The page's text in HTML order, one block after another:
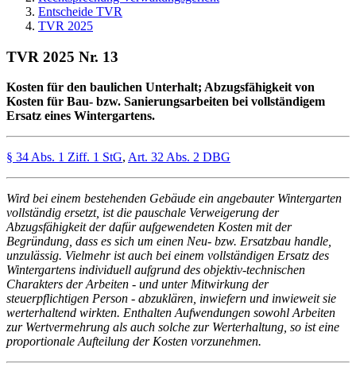
Entscheide TVR
TVR 2025
TVR 2025 Nr. 13
Kosten für den baulichen Unterhalt; Abzugsfähigkeit von
Kosten für Bau- bzw. Sanierungsarbeiten bei vollständigem
Ersatz eines Wintergartens.
§ 34 Abs. 1 Ziff. 1 StG, Art. 32 Abs. 2 DBG
Wird bei einem bestehenden Gebäude ein angebauter Wintergarten
vollständig ersetzt, ist die pauschale Verweigerung der
Abzugsfähigkeit der dafür aufgewendeten Kosten mit der
Begründung, dass es sich um einen Neu- bzw. Ersatzbau handle,
unzulässig. Vielmehr ist auch bei einem vollständigen Ersatz des
Wintergartens individuell aufgrund des objektiv-technischen
Charakters der Arbeiten - und unter Mitwirkung der
steuerpflichtigen Person - abzuklären, inwiefern und inwieweit sie
werterhaltend wirkten. Enthalten Aufwendungen sowohl Arbeiten
zur Wertvermehrung als auch solche zur Werterhaltung, so ist eine
proportionale Aufteilung der Kosten vorzunehmen.